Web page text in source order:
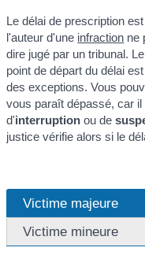
Le délai de prescription
l'auteur d'une infraction ne
dire jugé par un tribunal.
point de départ du délai
des exceptions. Vous
vous paraît dépassé, car
d'interruption ou de
justice vérifie alors si le
Victime majeure
Victime mineure